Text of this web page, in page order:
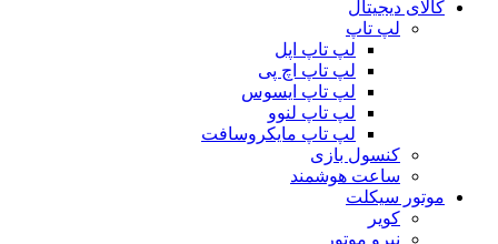
کالای دیجیتال
لپ تاپ
لپ تاپ اپل
لپ تاپ اچ پی
لپ تاپ ایسوس
لپ تاپ لنوو
لپ تاپ مایکروسافت
کنسول بازی
ساعت هوشمند
موتور سیکلت
کویر
نیرو موتور